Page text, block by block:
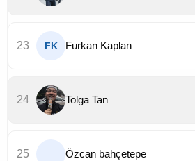
23 FK Furkan Kaplan
24 Tolga Tan
25 Özcan bahçetepe